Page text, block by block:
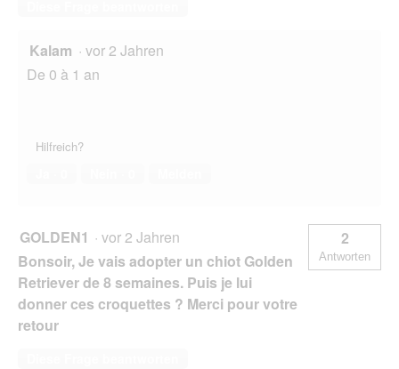
Kalam · vor 2 Jahren
De 0 à 1 an
Hilfreich?
GOLDEN1 · vor 2 Jahren
Bonsoir, Je vais adopter un chiot Golden
Retriever de 8 semaines. Puis je lui
donner ces croquettes ? Merci pour votre
retour
2
Antworten